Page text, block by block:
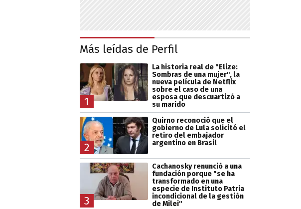
Más leídas de Perfil
1
La historia real de "Elize:
Sombras de una mujer", la
nueva película de Netflix
sobre el caso de una
esposa que descuartizó a
su marido
2
Quirno reconoció que el
gobierno de Lula solicitó el
retiro del embajador
argentino en Brasil
3
Cachanosky renunció a una
fundación porque "se ha
transformado en una
especie de Instituto Patria
incondicional de la gestión
de Milei"